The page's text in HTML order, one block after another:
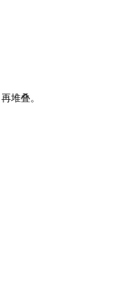
堆叠。